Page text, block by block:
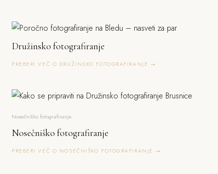
Družinsko fotografiranje
PREBERI VEČ O DRUŽINSKO FOTOGRAFIRANJE →
Nosečniško fotografiranje
Nosečniško fotografiranje
PREBERI VEČ O NOSEČNIŠKO FOTOGRAFIRANJE →